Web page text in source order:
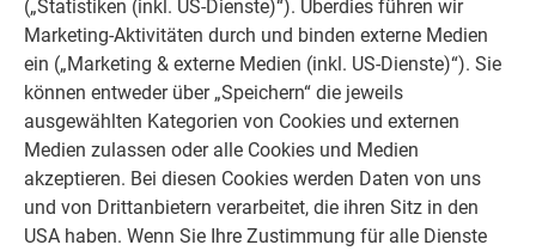
(„Statistiken (inkl. US-Dienste)“). Überdies führen wir
Marketing-Aktivitäten durch und binden externe Medien
ein („Marketing & externe Medien (inkl. US-Dienste)“). Sie
können entweder über „Speichern“ die jeweils
ausgewählten Kategorien von Cookies und externen
Medien zulassen oder alle Cookies und Medien
akzeptieren. Bei diesen Cookies werden Daten von uns
und von Drittanbietern verarbeitet, die ihren Sitz in den
USA haben. Wenn Sie Ihre Zustimmung für alle Dienste
¬ Wissenswertes aus Normen und Fachregeln
¬ PREFA-Serviceleistungen (Lehrverleger, Marketing,
Fotoservice, usw.)
¬ Neuheiten 2026
PRAXIS:
¬ Anschlüsse